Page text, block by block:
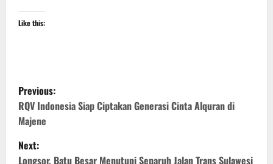
Like this:
P
o
s
Previous:
RQV Indonesia Siap Ciptakan Generasi Cinta Alquran di
Majene
Next:
Longsor, Batu Besar Menutupi Separuh Jalan Trans Sulawesi